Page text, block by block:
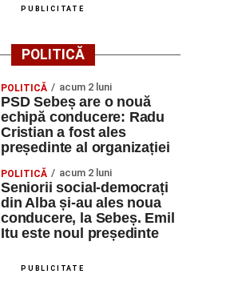
PUBLICITATE
POLITICĂ
POLITICĂ acum 2 luni
PSD Sebeș are o nouă
echipă conducere: Radu
Cristian a fost ales
președinte al organizației
POLITICĂ acum 2 luni
Seniorii social-democrați
din Alba și-au ales noua
conducere, la Sebeș. Emil
Itu este noul președinte
PUBLICITATE